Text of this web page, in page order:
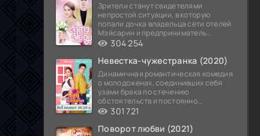
Зрители станут свидетелями
непростой ситуации, в которую
попали дочка владельца сети отелей
Мэйсарин и предприниматель
Кетдэн. Обоих главных героев
304 254
Невестка-чужестранка (2020)
Динамичная романтическая комедия
о молодоженах, соединивших себя
узами брака по стечению
обстоятельств и постоянно
попадающих в курьезные ситуации...
301 721
Поворот любви (2021)